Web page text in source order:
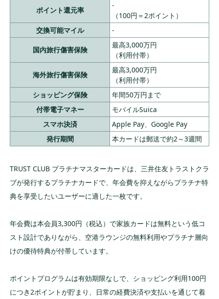
ポイント還元率
-
（100円＝2ポイント）
交換可能マイル
-
国内旅行傷害保険
最高3,000万円
（利用付帯）
海外旅行傷害保険
最高3,000万円
（利用付帯）
ショッピング保険
年間50万円まで
付帯電子マネー
モバイルSuica
スマホ決済
Apple Pay、Google Pay
発行期間
本カードは郵送で約2～3週間
TRUST CLUB プラチナマスターカードは、三井住友トラストクラ
ブが発行するプラチナカードで、年会費を抑えながらプラチナ特
典を享受したいユーザーに適した一枚です。
年会費は本会員3,300円（税込）で家族カードは無料という低コ
スト設計でありながら、空港ラウンジの無料利用やプラチナ層向
けの優待特典が付帯しています。
ポイントプログラムは有効期限なしで、ショッピング利用100円
につき2ポイントが貯まり、日常の経費決済や支払いを通じて着